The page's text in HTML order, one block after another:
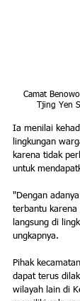
Camat
Tjing Yen
Ia menilai
lingkungan
karena tidak
untuk
"Dengan
terbantu karena
langsung di
ungkapnya.
Pihak
dapat terus
wilayah lain di